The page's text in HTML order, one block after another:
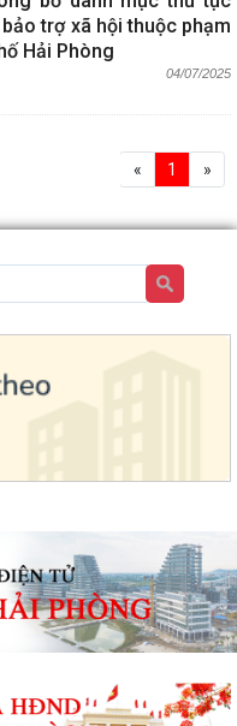
trợ xã hội thuộc phạm
Hải Phòng
04/07/2025
« 1 »